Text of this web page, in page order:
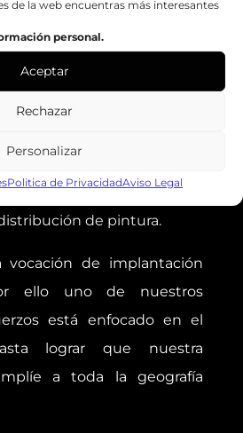
de la web encuentras más interesantes
personal.
Aceptar
Rechazar
Personalizar
Politica de PrivacidadAviso Legal
de Compras y Servicios
de pintura.
vocación de implantación
ello uno de nuestros
está enfocado en el
lograr que nuestra
a toda la geografía